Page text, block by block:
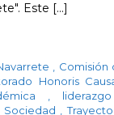
Este [...]
Comisión
Honoris
Sociedad